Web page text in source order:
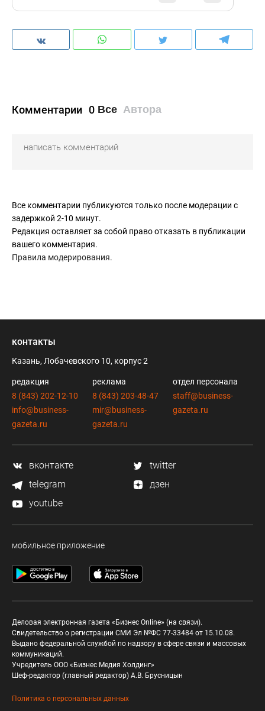
Комментарии 0 Все Автора
Все комментарии публикуются только после модерации с
задержкой 2-10 минут.
Редакция оставляет за собой право отказать в публикации
вашего комментария.
Правила модерирования.
контакты
Казань, Лобачевского 10, корпус 2
редакция
8 (843) 202-12-10
info@business-
gazeta.ru
реклама
8 (843) 203-48-47
mir@business-
gazeta.ru
отдел персонала
staff@business-
gazeta.ru
вконтакте
twitter
telegram
дзен
youtube
мобильное приложение
Деловая электронная газета «Бизнес Online» (на связи).
Свидетельство о регистрации СМИ Эл №ФС 77-33484 от 15.10.08.
Выдано федеральной службой по надзору в сфере связи и массовых
коммуникаций.
Учредитель ООО «Бизнес Медия Холдинг»
Шеф-редактор (главный редактор) А.В. Брусницын
Политика о персональных данных